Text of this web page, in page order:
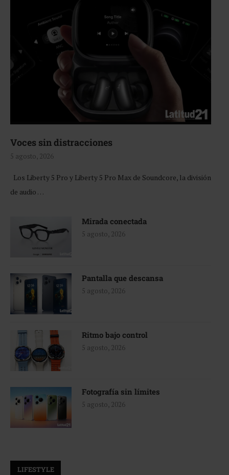
Voces sin distracciones
5 agosto, 2026
Los Liberty 5 Pro y Liberty 5 Pro Max de Soundcore, la división
de audio …
Mirada conectada
5 agosto, 2026
Pantalla que descansa
5 agosto, 2026
Ritmo bajo control
5 agosto, 2026
Fotografía sin límites
5 agosto, 2026
LIFESTYLE